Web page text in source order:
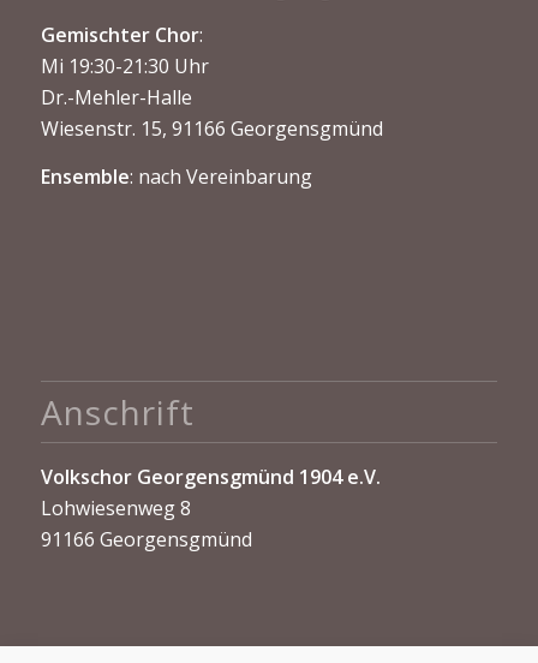
Gemischter Chor:
Mi 19:30-21:30 Uhr
Dr.-Mehler-Halle
Wiesenstr. 15, 91166 Georgensgmünd
Ensemble: nach Vereinbarung
Anschrift
Volkschor Georgensgmünd 1904 e.V.
Lohwiesenweg 8
91166 Georgensgmünd